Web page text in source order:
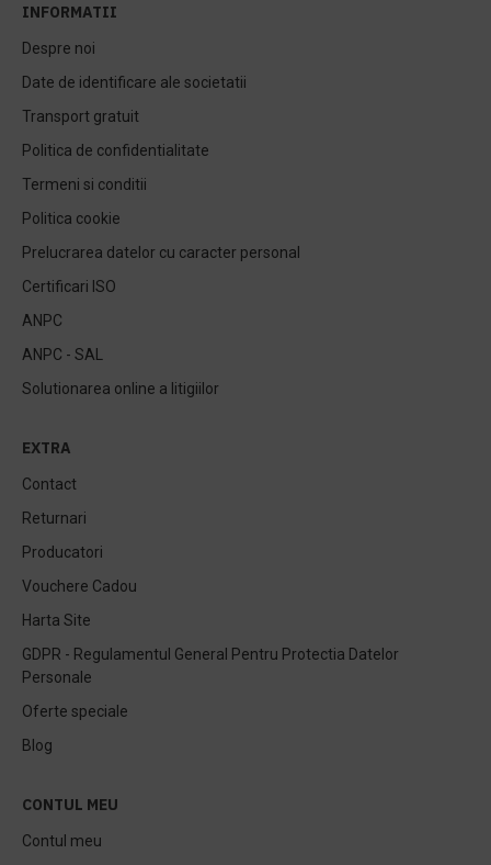
INFORMATII
Despre noi
Date de identificare ale societatii
Transport gratuit
Politica de confidentialitate
Termeni si conditii
Politica cookie
Prelucrarea datelor cu caracter personal
Certificari ISO
ANPC
ANPC - SAL
Solutionarea online a litigiilor
EXTRA
Contact
Returnari
Producatori
Vouchere Cadou
Harta Site
GDPR - Regulamentul General Pentru Protectia Datelor
Personale
Oferte speciale
Blog
CONTUL MEU
Contul meu